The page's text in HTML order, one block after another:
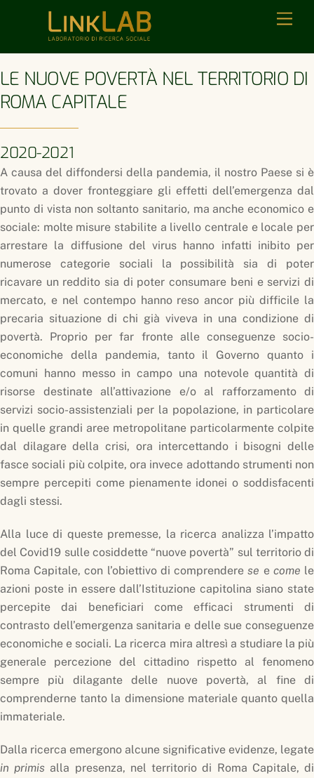
LE NUOVE POVERTÀ NEL TERRITORIO DI
ROMA CAPITALE
2020-2021
A causa del diffondersi della pandemia, il nostro Paese si è
trovato a dover fronteggiare gli effetti dell’emergenza dal
punto di vista non soltanto sanitario, ma anche economico e
sociale: molte misure stabilite a livello centrale e locale per
arrestare la diffusione del virus hanno infatti inibito per
numerose categorie sociali la possibilità sia di poter
ricavare un reddito sia di poter consumare beni e servizi di
mercato, e nel contempo hanno reso ancor più difficile la
precaria situazione di chi già viveva in una condizione di
povertà. Proprio per far fronte alle conseguenze socio-
economiche della pandemia, tanto il Governo quanto i
comuni hanno messo in campo una notevole quantità di
risorse destinate all’attivazione e/o al rafforzamento di
servizi socio-assistenziali per la popolazione, in particolare
in quelle grandi aree metropolitane particolarmente colpite
dal dilagare della crisi, ora intercettando i bisogni delle
fasce sociali più colpite, ora invece adottando strumenti non
sempre percepiti come pienamente idonei o soddisfacenti
dagli stessi.
Alla luce di queste premesse, la ricerca analizza l’impatto
del Covid19 sulle cosiddette “nuove povertà” sul territorio di
Roma Capitale, con l’obiettivo di comprenderese e come le
azioni poste in essere dall’Istituzione capitolina siano state
percepite dai beneficiari come efficaci strumenti di
contrasto dell’emergenza sanitaria e delle sue conseguenze
economiche e sociali. La ricerca mira altresì a studiare la più
generale percezione del cittadino rispetto al fenomeno
sempre più dilagante delle nuove povertà, al fine di
comprenderne tanto la dimensione materiale quanto quella
immateriale.
Dalla ricerca emergono alcune significative evidenze, legate
in primis alla presenza, nel territorio di Roma Capitale, di